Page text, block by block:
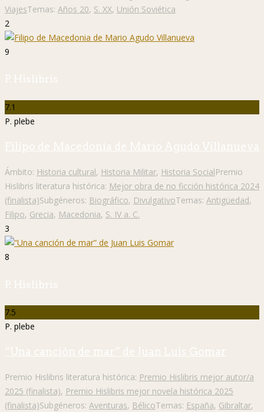
ViajesTemas: Años 20, S. XX, Unión Soviética
2
9
P. Hislibris
7.1
P. plebe
Filipo de Macedonia de Mario Agudo Villanueva
Ámbito: Historia cultural, Historia Militar, Historia SocialPremio
Hislibris literatura histórica: Mejor obra de no ficción histórica 2024
(finalista)Subgéneros: Biográfico, DivulgativoTemas: Antigüedad,
Filipo, Grecia, Macedonia, S. IV a. C.
3
8
P. Hislibris
7.5
P. plebe
“Una canción de mar” de Juan Luis Gomar
Premio Hislibris literatura histórica: Premio Hislibris mejor autor/a
2025 (finalista), Premio Hislibris mejor novela histórica 2025
(finalista)Subgéneros: Aventuras, BélicoTemas: España, Gibraltar,